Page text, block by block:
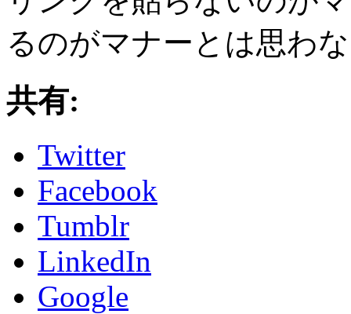
るのがマナーとは思わ
共有:
Twitter
Facebook
Tumblr
LinkedIn
Google